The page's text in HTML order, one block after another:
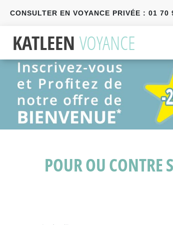
CONSULTER EN VOYANCE PRIVÉE : 01 70
POUR OU CONTRE